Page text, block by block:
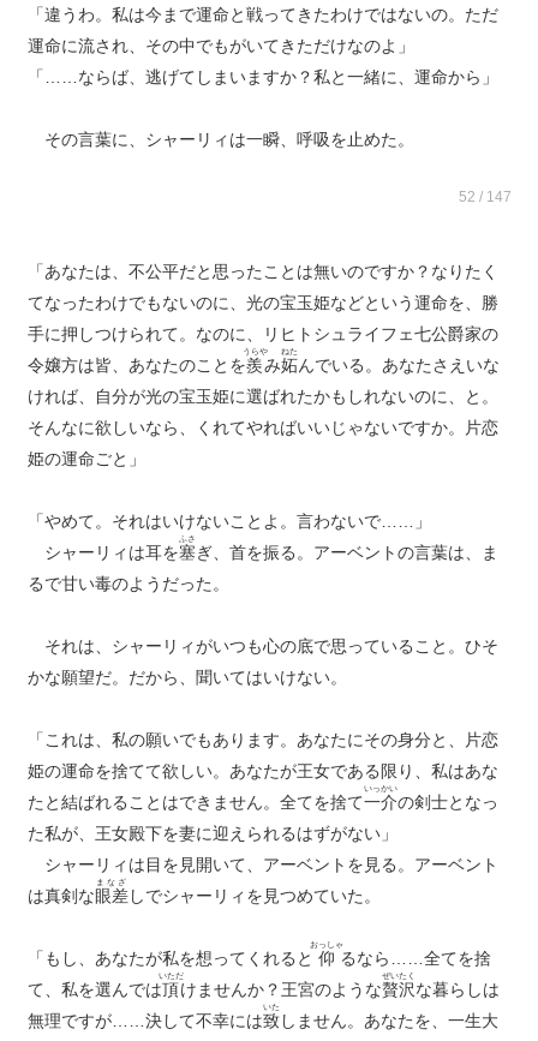
「違うわ。私は今まで運命と戦ってきたわけではないの。ただ
運命に流され、その中でもがいてきただけなのよ」
「……ならば、逃げてしまいますか？私と一緒に、運命から」
その言葉に、シャーリィは一瞬、呼吸を止めた。
52 / 147
「あなたは、不公平だと思ったことは無いのですか？なりたく
てなったわけでもないのに、光の宝玉姫などという運命を、勝
手に押しつけられて。なのに、リヒトシュライフェ七公爵家の
令嬢方は皆、あなたのことを羨
うらや
み妬
ねた
んでいる。あなたさえいな
ければ、自分が光の宝玉姫に選ばれたかもしれないのに、と。
そんなに欲しいなら、くれてやればいいじゃないですか。片恋
姫の運命ごと」
「やめて。それはいけないことよ。言わないで……」
シャーリィは耳を塞
ふさ
ぎ、首を振る。アーベントの言葉は、ま
るで甘い毒のようだった。
それは、シャーリィがいつも心の底で思っていること。ひそ
かな願望だ。だから、聞いてはいけない。
「これは、私の願いでもあります。あなたにその身分と、片恋
姫の運命を捨てて欲しい。あなたが王女である限り、私はあな
たと結ばれることはできません。全てを捨て一介
いっかい
の剣士となっ
た私が、王女殿下を妻に迎えられるはずがない」
シャーリィは目を見開いて、アーベントを見る。アーベント
は真剣な眼差
まなざ
しでシャーリィを見つめていた。
「もし、あなたが私を想ってくれると 仰
おっしゃ
るなら……全てを捨
て、私を選んでは頂
いただ
けませんか？王宮のような贅沢
ぜいたく
な暮らしは
無理ですが……決して不幸には致
いた
しません。あなたを、一生大